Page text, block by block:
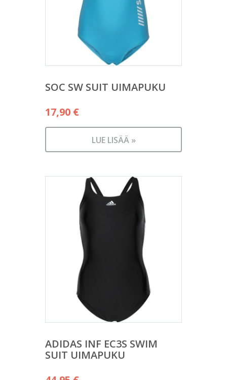
SOC SW SUIT UIMAPUKU
17,90 €
LUE LISÄÄ »
ADIDAS INF EC3S SWIM
SUIT UIMAPUKU